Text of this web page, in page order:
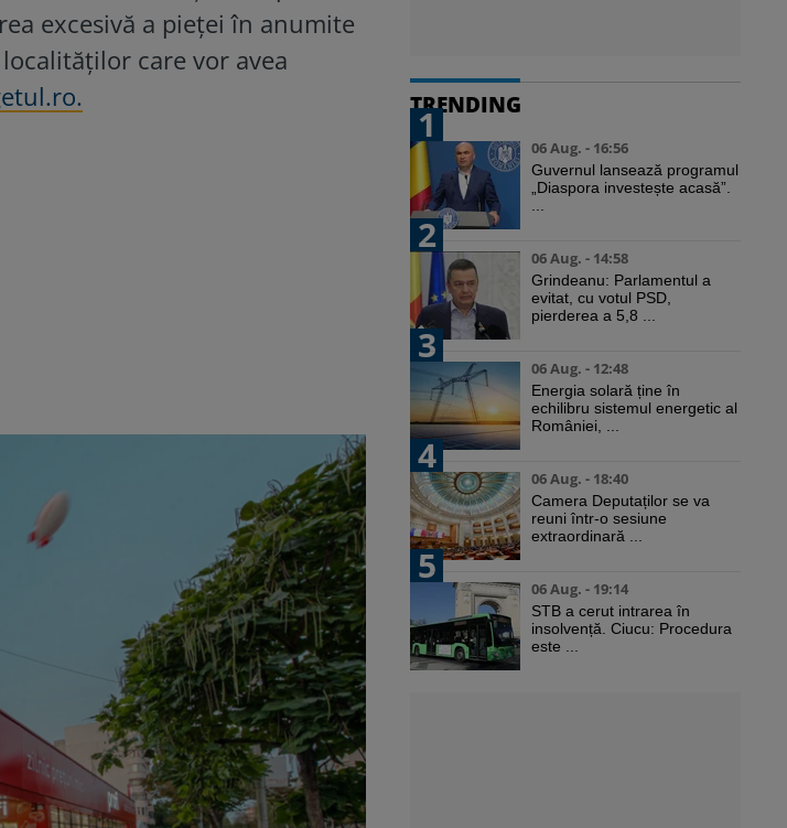
excesivă a pieței în anumite
care vor avea
TRENDING
1
06 Aug. - 16:56
Guvernul lansează programul
„Diaspora investește acasă”.
2
06 Aug. - 14:58
Grindeanu: Parlamentul a
evitat, cu votul PSD,
pierderea a 5,8 ...
3
06 Aug. - 12:48
Energia solară ține în
echilibru sistemul energetic al
României, ...
4
06 Aug. - 18:40
Camera Deputaților se va
reuni într-o sesiune
extraordinară ...
5
06 Aug. - 19:14
STB a cerut intrarea în
insolvență. Ciucu: Procedura
este ...